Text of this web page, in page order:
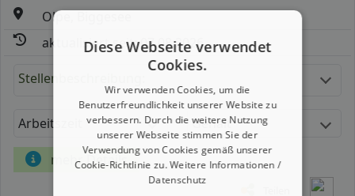
Olpe, Biggesee
aktualisiert seit: 07.08.2026
Stellenbeschreibung:
Arbeitszeit Gehalt
mehr Details
Diese Webseite verwendet
Cookies.
Wir verwenden Cookies, um die
Benutzerfreundlichkeit unserer Website zu
verbessern. Durch die weitere Nutzung
unserer Webseite stimmen Sie der
Verwendung von Cookies gemäß unserer
Cookie-Richtlinie zu.Weitere Informationen /
Datenschutz